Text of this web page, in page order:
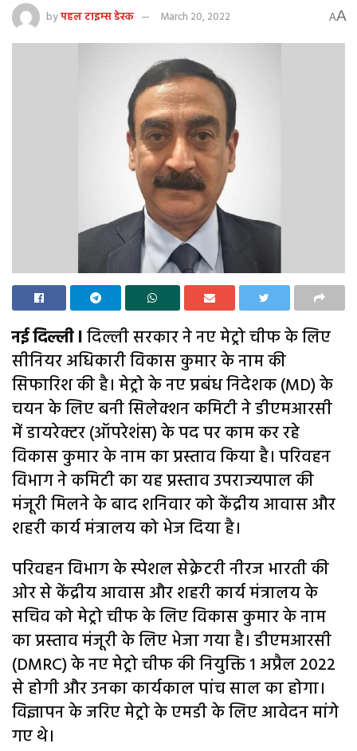
byपहल टाइम्स डेस्क March 20, 2022 AA
नई दिल्ली lदिल्ली सरकार ने नए मेट्रो चीफ के लिए
सीनियर अधिकारी विकास कुमार के नाम की
सिफारिश की है। मेट्रो के नए प्रबंध निदेशक (MD) के
चयन के लिए बनी सिलेक्शन कमिटी ने डीएमआरसी
में डायरेक्टर (ऑपरेशंस) के पद पर काम कर रहे
विकास कुमार के नाम का प्रस्ताव किया है। परिवहन
विभाग ने कमिटी का यह प्रस्ताव उपराज्यपाल की
मंजूरी मिलने के बाद शनिवार को केंद्रीय आवास और
शहरी कार्य मंत्रालय को भेज दिया है।
परिवहन विभाग के स्पेशल सेक्रेटरी नीरज भारती की
ओर से केंद्रीय आवास और शहरी कार्य मंत्रालय के
सचिव को मेट्रो चीफ के लिए विकास कुमार के नाम
का प्रस्ताव मंजूरी के लिए भेजा गया है। डीएमआरसी
(DMRC) के नए मेट्रो चीफ की नियुक्ति 1 अप्रैल 2022
से होगी और उनका कार्यकाल पांच साल का होगा।
विज्ञापन के जरिए मेट्रो के एमडी के लिए आवेदन मांगे
गए थे।